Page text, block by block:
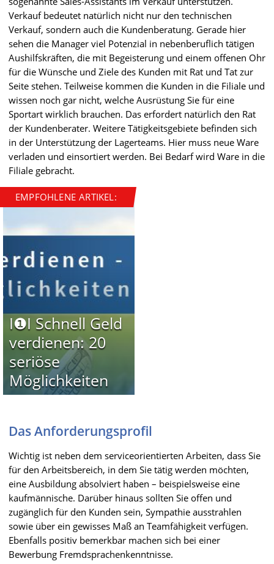
Verkauf bedeutet natürlich nicht nur den technischen
Verkauf, sondern auch die Kundenberatung. Gerade hier
sehen die Manager viel Potenzial in nebenberuflich tätigen
Aushilfskräften, die mit Begeisterung und einem offenen Ohr
für die Wünsche und Ziele des Kunden mit Rat und Tat zur
Seite stehen. Teilweise kommen die Kunden in die Filiale und
wissen noch gar nicht, welche Ausrüstung Sie für eine
Sportart wirklich brauchen. Das erfordert natürlich den Rat
der Kundenberater. Weitere Tätigkeitsgebiete befinden sich
in der Unterstützung der Lagerteams. Hier muss neue Ware
verladen und einsortiert werden. Bei Bedarf wird Ware in die
Filiale gebracht.
EMPFOHLENE ARTIKEL:
I❶I Schnell Geld
verdienen: 20
seriöse
Möglichkeiten
Das Anforderungsprofil
Wichtig ist neben dem serviceorientierten Arbeiten, dass Sie
für den Arbeitsbereich, in dem Sie tätig werden möchten,
eine Ausbildung absolviert haben – beispielsweise eine
kaufmännische. Darüber hinaus sollten Sie offen und
zugänglich für den Kunden sein, Sympathie ausstrahlen
sowie über ein gewisses Maß an Teamfähigkeit verfügen.
Ebenfalls positiv bemerkbar machen sich bei einer
Bewerbung Fremdsprachenkenntnisse.